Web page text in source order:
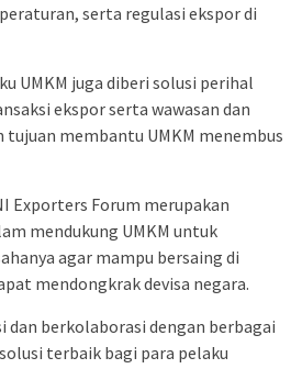
serta regulasi ekspor di
UMKM juga diberi solusi perihal
ekspor serta wawasan dan
tujuan membantu UMKM menembus
Exporters Forum merupakan
mendukung UMKM untuk
agar mampu bersaing di
mendongkrak devisa negara.
dan berkolaborasi dengan berbagai
terbaik bagi para pelaku